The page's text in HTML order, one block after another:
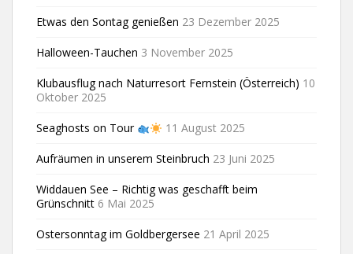
Etwas den Sontag genießen 23 Dezember 2025
Halloween-Tauchen 3 November 2025
Klubausflug nach Naturresort Fernstein (Österreich) 10
Oktober 2025
Seaghosts on Tour 11 August 2025
Aufräumen in unserem Steinbruch 23 Juni 2025
Widdauen See – Richtig was geschafft beim
Grünschnitt 6 Mai 2025
Ostersonntag im Goldbergersee 21 April 2025